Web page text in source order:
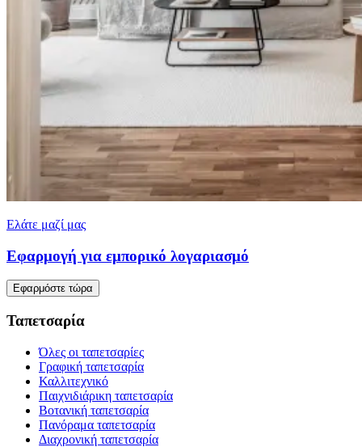
Ελάτε μαζί μας
Εφαρμογή για εμπορικό λογαριασμό
Εφαρμόστε τώρα
Ταπετσαρία
Όλες οι ταπετσαρίες
Γραφική ταπετσαρία
Καλλιτεχνικό
Παιχνιδιάρικη ταπετσαρία
Βοτανική ταπετσαρία
Πανόραμα ταπετσαρία
Διαχρονική ταπετσαρία